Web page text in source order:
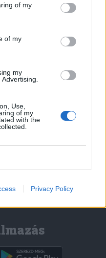
of my
of my
my
Use,
of my
with the
Privacy Policy